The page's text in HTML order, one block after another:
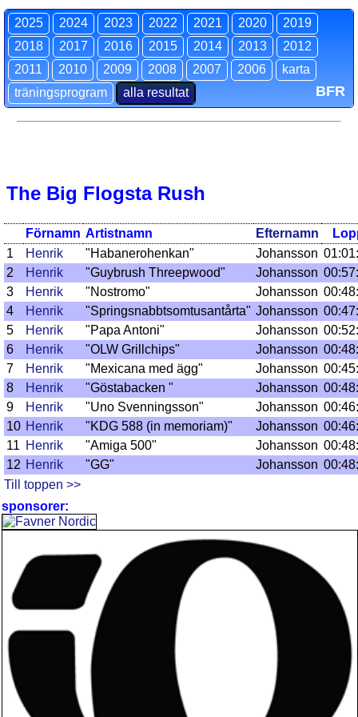
2025 2024 2023 2022 2021 2020
2019
2018
2017 2016 2015 2014 2013
2012
2011
2010 2009 2008 2007 2006
karta
träningsprogram
alla resultat BFR
The Big Flogsta Rush
Förnamn Artistnamn Efternamn
1
Henrik "Habanerohenkan" Johansson
2
Henrik "Guybrush Threepwood" Johansson
3
Henrik "Nostromo" Johansson
4
Henrik "Springsnabbtsomtusantårta" Johansson
5
Henrik "Papa Antoni" Johansson
6
Henrik "OLW Grillchips" Johansson
7
Henrik "Mexicana med ägg" Johansson
8
Henrik "Göstabacken " Johansson
9
Henrik "Uno Svenningsson" Johansson
10 Henrik "KDG 588 (in memoriam)" Johansson
11 Henrik "Amiga 500" Johansson
12 Henrik "GG" Johansson
Till toppen >>
sponsorer: